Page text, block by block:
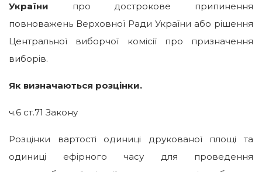
України про дострокове припинення
повноважень Верховної Ради України або рішення
Центральної виборчої комісії про призначення
виборів.
Як визначаються розцінки.
ч.6 ст.71 Закону
Розцінки вартості одиниці друкованої площі та
одиниці ефірного часу для проведення